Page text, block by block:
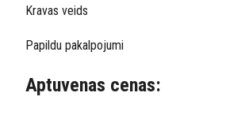
Kravas veids
Papildu pakalpojumi
Aptuvenas cenas: